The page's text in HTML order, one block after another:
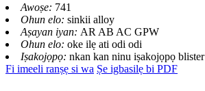
Awoṣe: 741
Ohun elo: sinkii alloy
Aṣayan iyan: AR AB AC GPW
Ohun elo: oke ilẹ ati odi odi
Iṣakojọpọ: nkan kan ninu iṣakojọpọ blister
Fi imeeli ranṣẹ si wa Ṣe igbasilẹ bi PDF